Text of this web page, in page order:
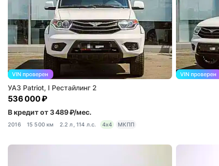
УАЗ Patriot, I Рестайлинг 2
536 000 ₽
В кредит от 3 489 ₽/мес.
2016 15 500 км 2.2 л, 114 л.с. 4x4 МКПП